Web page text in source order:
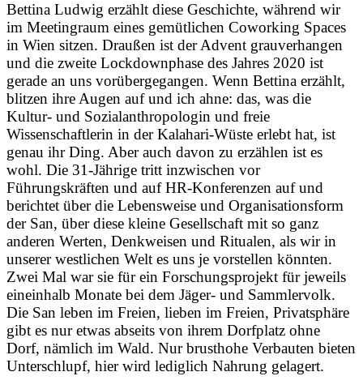
Bettina Ludwig erzählt diese Geschichte, während wir
im Meetingraum eines gemütlichen Coworking Spaces
in Wien sitzen. Draußen ist der Advent grauverhangen
und die zweite Lockdownphase des Jahres 2020 ist
gerade an uns vorübergegangen. Wenn Bettina erzählt,
blitzen ihre Augen auf und ich ahne: das, was die
Kultur- und Sozialanthropologin und freie
Wissenschaftlerin in der Kalahari-Wüste erlebt hat, ist
genau ihr Ding. Aber auch davon zu erzählen ist es
wohl. Die 31-Jährige tritt inzwischen vor
Führungskräften und auf HR-Konferenzen auf und
berichtet über die Lebensweise und Organisationsform
der San, über diese kleine Gesellschaft mit so ganz
anderen Werten, Denkweisen und Ritualen, als wir in
unserer westlichen Welt es uns je vorstellen könnten.
Zwei Mal war sie für ein Forschungsprojekt für jeweils
eineinhalb Monate bei dem Jäger- und Sammlervolk.
Die San leben im Freien, lieben im Freien, Privatsphäre
gibt es nur etwas abseits von ihrem Dorfplatz ohne
Dorf, nämlich im Wald. Nur brusthohe Verbauten bieten
Unterschlupf, hier wird lediglich Nahrung gelagert.